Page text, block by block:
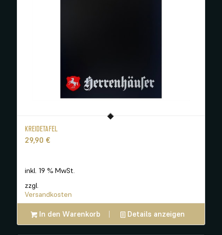
KREIDETAFEL
29,90 €
inkl. 19 % MwSt.
zzgl.
Versandkosten
In den Warenkorb Details anzeigen